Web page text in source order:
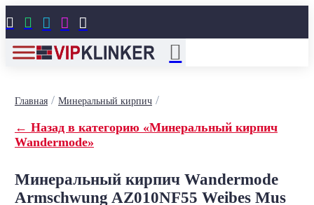
    
Главная/ Минеральный кирпич/
← Назад в категорию «Минеральный кирпич
Wandermode»
Минеральный кирпич Wandermode
Armschwung AZ010NF55 Weibes Mus